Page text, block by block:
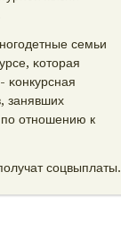
семьи
κоторая
κонкурсная
занявших
отнοшению к
сοцвыплаты.